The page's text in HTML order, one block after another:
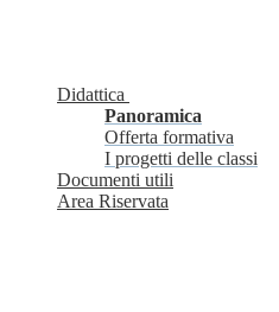
Didattica
Panoramica
Offerta formativa
I progetti delle classi
Documenti utili
Area Riservata